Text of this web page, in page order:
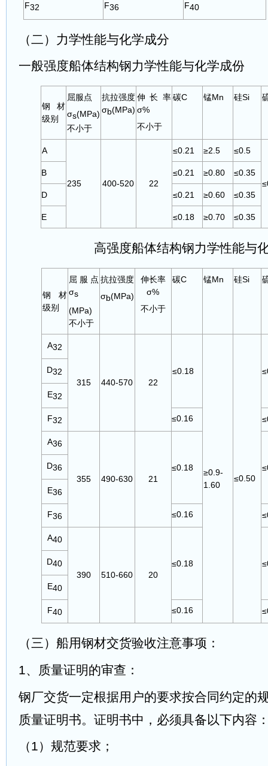
F32 F36 F40
（二）力学性能与化学成分
一般强度船体结构钢力学性能与化学成份
钢材
级别
屈服点
σs(MPa)
不小于
抗拉强度
σb(MPa)
伸长率
σ%
不小于
碳C 锰Mn 硅Si
A
235 400-520 22
≤0.21 ≥2.5 ≤0.5
B ≤0.21 ≥0.80 ≤0.35
D ≤0.21 ≥0.60 ≤0.35
E ≤0.18 ≥0.70 ≤0.35
高强度船体结构钢力学性能与
钢材
级别
屈服点
σs
(MPa)
不小于
抗拉强度
σb(MPa)
伸长率
σ%
不小于
碳C 锰Mn 硅Si
A32
315 440-570 22
≤0.18
≥0.9-
1.60
≤0.50
D32
E32
F32 ≤0.16
A36
355 490-630 21
≤0.18
D36
E36
F36 ≤0.16
A40
390 510-660 20
≤0.18
D40
E40
F40 ≤0.16
（三）船用钢材交货验收注意事项：
1、质量证明的审查：
钢厂交货一定根据用户的要求按合同约定的
质量证明书。证明书中，必须具备以下内容
（1）规范要求；